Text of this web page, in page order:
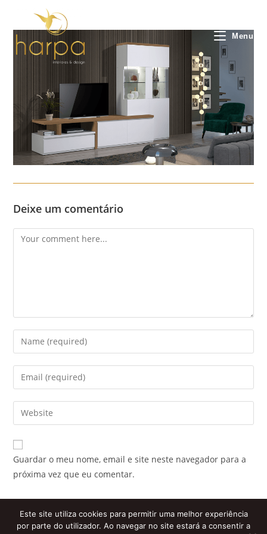
content
Menu
Deixe um comentário
Comment
Enter
your
name
comment
Enter
your
email
address
comment
Enter
your
website
URL
Guardar o meu nome, email e site neste navegador para a
próxima vez que eu comentar.
Este site utiliza cookies para permitir uma melhor experiência
por parte do utilizador. Ao navegar no site estará a consentir a